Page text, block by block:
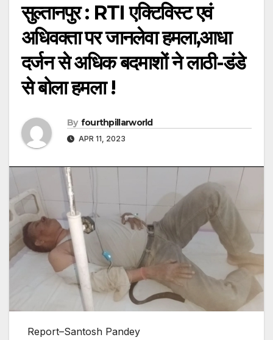
सुल्तानपुर : RTI एक्टिविस्ट एवं
अधिवक्ता पर जानलेवा हमला,आधा
दर्जन से अधिक बदमाशों ने लाठी-डंडे
से बोला हमला !
By fourthpillarworld
APR 11, 2023
Report–Santosh Pandey